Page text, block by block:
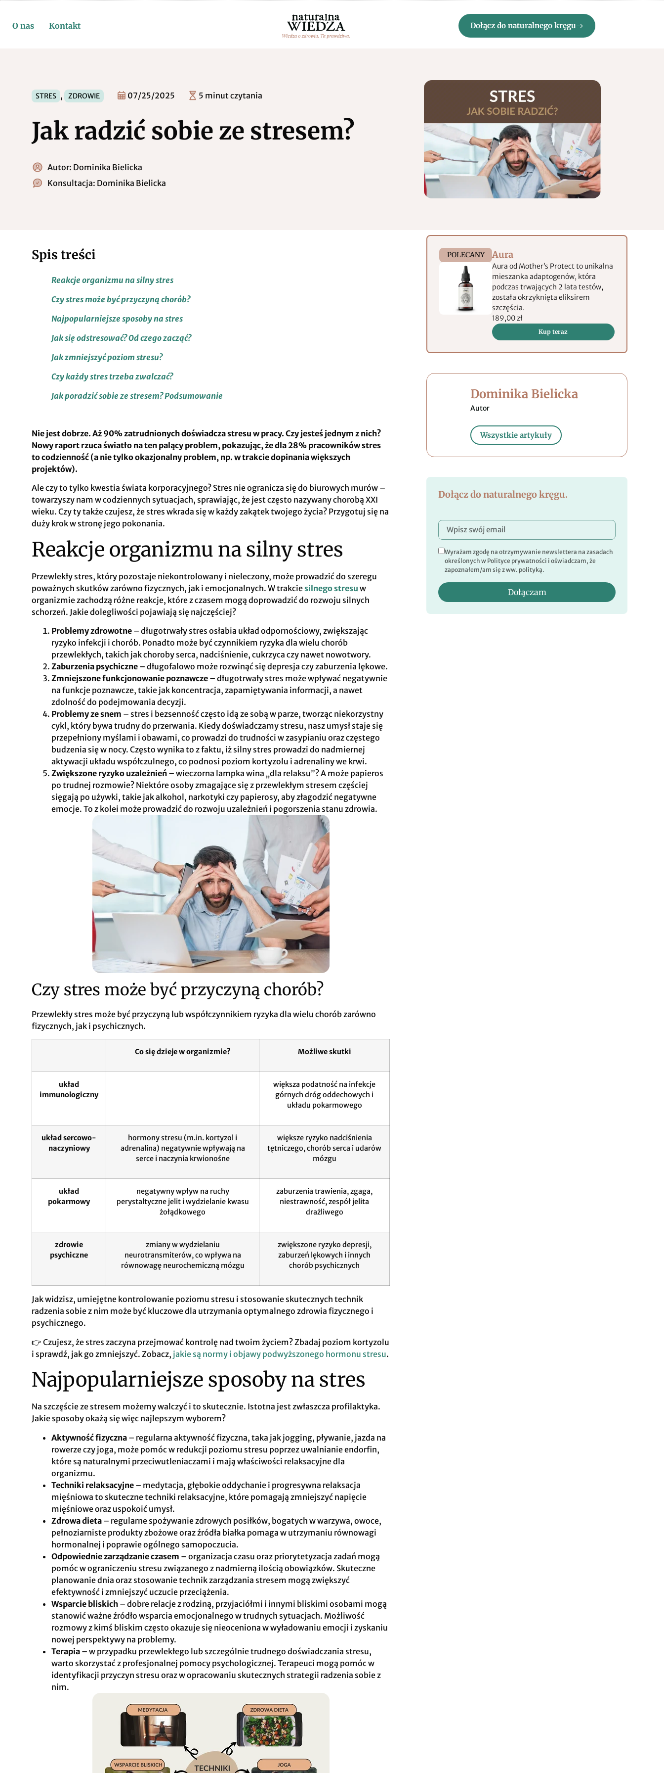
O nas Kontakt Dołącz do naturalnego kręgu
STRES , ZDROWIE 07/25/2025 5 minut czytania
Jak radzić sobie ze stresem?
Autor: Dominika Bielicka
Konsultacja: Dominika Bielicka
Spis treści
Reakcje organizmu na silny stres
Czy stres może być przyczyną chorób?
Najpopularniejsze sposoby na stres
Jak się odstresować? Od czego zacząć?
Jak zmniejszyć poziom stresu?
Czy każdy stres trzeba zwalczać?
Jak poradzić sobie ze stresem? Podsumowanie
Nie jest dobrze. Aż 90% zatrudnionych doświadcza stresu w pracy. Czy jesteś jednym z nich?
Nowy raport rzuca światło na ten palący problem, pokazując, że dla 28% pracowników stres
to codzienność (a nie tylko okazjonalny problem, np. w trakcie dopinania większych
projektów).
Ale czy to tylko kwestia świata korporacyjnego? Stres nie ogranicza się do biurowych murów –
towarzyszy nam w codziennych sytuacjach, sprawiając, że jest często nazywany chorobą XXI
wieku. Czy ty także czujesz, że stres wkrada się w każdy zakątek twojego życia? Przygotuj się na
duży krok w stronę jego pokonania.
Reakcje organizmu na silny stres
Przewlekły stres, który pozostaje niekontrolowany i nieleczony, może prowadzić do szeregu
poważnych skutków zarówno fizycznych, jak i emocjonalnych. W trakciesilnego stresu w
organizmie zachodzą różne reakcje, które z czasem mogą doprowadzić do rozwoju silnych
schorzeń. Jakie dolegliwości pojawiają się najczęściej?
Problemy zdrowotne – długotrwały stres osłabia układ odpornościowy, zwiększając
ryzyko infekcji i chorób. Ponadto może być czynnikiem ryzyka dla wielu chorób
przewlekłych, takich jak choroby serca, nadciśnienie, cukrzyca czy nawet nowotwory.
Zaburzenia psychiczne – długofalowo może rozwinąć się depresja czy zaburzenia lękowe.
Zmniejszone funkcjonowanie poznawcze – długotrwały stres może wpływać negatywnie
na funkcje poznawcze, takie jak koncentracja, zapamiętywania informacji, a nawet
zdolność do podejmowania decyzji.
Problemy ze snem – stres i bezsenność często idą ze sobą w parze, tworząc niekorzystny
cykl, który bywa trudny do przerwania. Kiedy doświadczamy stresu, nasz umysł staje się
przepełniony myślami i obawami, co prowadzi do trudności w zasypianiu oraz częstego
budzenia się w nocy. Często wynika to z faktu, iż silny stres prowadzi do nadmiernej
aktywacji układu współczulnego, co podnosi poziom kortyzolu i adrenaliny we krwi.
Zwiększone ryzyko uzależnień – wieczorna lampka wina „dla relaksu”? A może papieros
po trudnej rozmowie? Niektóre osoby zmagające się z przewlekłym stresem częściej
sięgają po używki, takie jak alkohol, narkotyki czy papierosy, aby złagodzić negatywne
emocje. To z kolei może prowadzić do rozwoju uzależnień i pogorszenia stanu zdrowia.
Czy stres może być przyczyną chorób?
Przewlekły stres może być przyczyną lub współczynnikiem ryzyka dla wielu chorób zarówno
fizycznych, jak i psychicznych.
Co się dzieje w organizmie? Możliwe skutki
układ
immunologiczny
większa podatność na infekcje
górnych dróg oddechowych i
układu pokarmowego
układ sercowo-
naczyniowy
hormony stresu (m.in. kortyzol i
adrenalina) negatywnie wpływają na
serce i naczynia krwionośne
większe ryzyko nadciśnienia
tętniczego, chorób serca i udarów
mózgu
układ
pokarmowy
negatywny wpływ na ruchy
perystaltyczne jelit i wydzielanie kwasu
żołądkowego
zaburzenia trawienia, zgaga,
niestrawność, zespół jelita
drażliwego
zdrowie
psychiczne
zmiany w wydzielaniu
neurotransmiterów, co wpływa na
równowagę neurochemiczną mózgu
zwiększone ryzyko depresji,
zaburzeń lękowych i innych
chorób psychicznych
Jak widzisz, umiejętne kontrolowanie poziomu stresu i stosowanie skutecznych technik
radzenia sobie z nim może być kluczowe dla utrzymania optymalnego zdrowia fizycznego i
psychicznego.
👉 Czujesz, że stres zaczyna przejmować kontrolę nad twoim życiem? Zbadaj poziom kortyzolu
i sprawdź, jak go zmniejszyć. Zobacz, jakie są normy i objawy podwyższonego hormonu stresu.
Najpopularniejsze sposoby na stres
Na szczęście ze stresem możemy walczyć i to skutecznie. Istotna jest zwłaszcza profilaktyka.
Jakie sposoby okażą się więc najlepszym wyborem?
Aktywność fizyczna – regularna aktywność fizyczna, taka jak jogging, pływanie, jazda na
rowerze czy joga, może pomóc w redukcji poziomu stresu poprzez uwalnianie endorfin,
które są naturalnymi przeciwutleniaczami i mają właściwości relaksacyjne dla
organizmu.
Techniki relaksacyjne – medytacja, głębokie oddychanie i progresywna relaksacja
mięśniowa to skuteczne techniki relaksacyjne, które pomagają zmniejszyć napięcie
mięśniowe oraz uspokoić umysł.
Zdrowa dieta – regularne spożywanie zdrowych posiłków, bogatych w warzywa, owoce,
pełnoziarniste produkty zbożowe oraz źródła białka pomaga w utrzymaniu równowagi
hormonalnej i poprawie ogólnego samopoczucia.
Odpowiednie zarządzanie czasem – organizacja czasu oraz priorytetyzacja zadań mogą
pomóc w ograniczeniu stresu związanego z nadmierną ilością obowiązków. Skuteczne
planowanie dnia oraz stosowanie technik zarządzania stresem mogą zwiększyć
efektywność i zmniejszyć uczucie przeciążenia.
Wsparcie bliskich – dobre relacje z rodziną, przyjaciółmi i innymi bliskimi osobami mogą
stanowić ważne źródło wsparcia emocjonalnego w trudnych sytuacjach. Możliwość
rozmowy z kimś bliskim często okazuje się nieoceniona w wyładowaniu emocji i zyskaniu
nowej perspektywy na problemy.
Terapia – w przypadku przewlekłego lub szczególnie trudnego doświadczania stresu,
warto skorzystać z profesjonalnej pomocy psychologicznej. Terapeuci mogą pomóc w
identyfikacji przyczyn stresu oraz w opracowaniu skutecznych strategii radzenia sobie z
nim.
POLECANY Aura
Aura od Mother’s Protect to unikalna
mieszanka adaptogenów, która
podczas trwających 2 lata testów,
została okrzyknięta eliksirem
szczęścia.
189,00 zł
Kup teraz
Dominika Bielicka
Wszystkie artykuły
Dołącz do naturalnego kręgu.
Wyrażam zgodę na otrzymywanie newslettera na zasadach
określonych w Polityce prywatności i oświadczam, że
zapoznałem/am się z ww. polityką.
Dołączam